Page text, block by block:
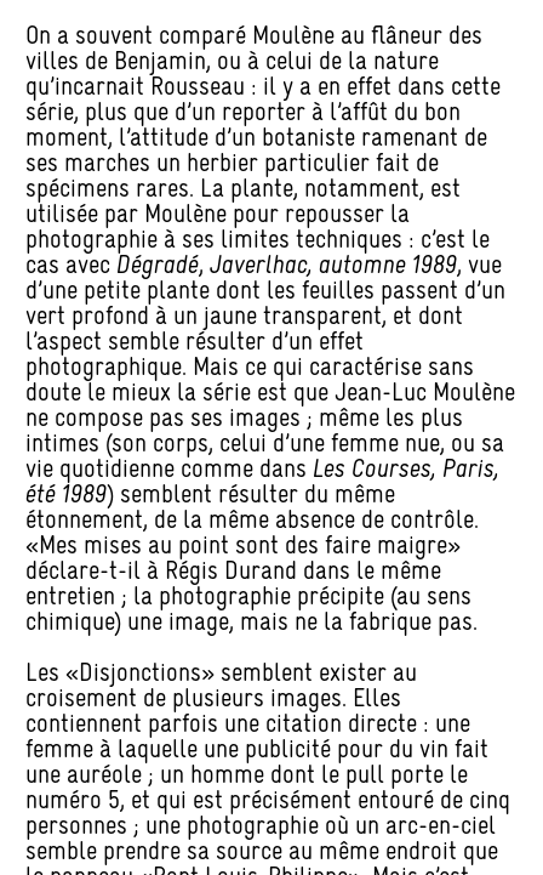
On a souvent comparé Moulène au flâneur des
villes de Benjamin, ou à celui de la nature
qu’incarnait Rousseau : il y a en effet dans cette
série, plus que d’un reporter à l’affût du bon
moment, l’attitude d’un botaniste ramenant de
ses marches un herbier particulier fait de
spécimens rares. La plante, notamment, est
utilisée par Moulène pour repousser la
photographie à ses limites techniques : c’est le
cas avec Dégradé, Javerlhac, automne 1989, vue
d’une petite plante dont les feuilles passent d’un
vert profond à un jaune transparent, et dont
l’aspect semble résulter d’un effet
photographique. Mais ce qui caractérise sans
doute le mieux la série est que Jean-Luc Moulène
ne compose pas ses images ; même les plus
intimes (son corps, celui d’une femme nue, ou sa
vie quotidienne comme dans Les Courses, Paris,
été 1989) semblent résulter du même
étonnement, de la même absence de contrôle.
«Mes mises au point sont des faire maigre»
déclare-t-il à Régis Durand dans le même
entretien ; la photographie précipite (au sens
chimique) une image, mais ne la fabrique pas.
Les «Disjonctions» semblent exister au
croisement de plusieurs images. Elles
contiennent parfois une citation directe : une
femme à laquelle une publicité pour du vin fait
une auréole ; un homme dont le pull porte le
numéro 5, et qui est précisément entouré de cinq
personnes ; une photographie où un arc-en-ciel
semble prendre sa source au même endroit que